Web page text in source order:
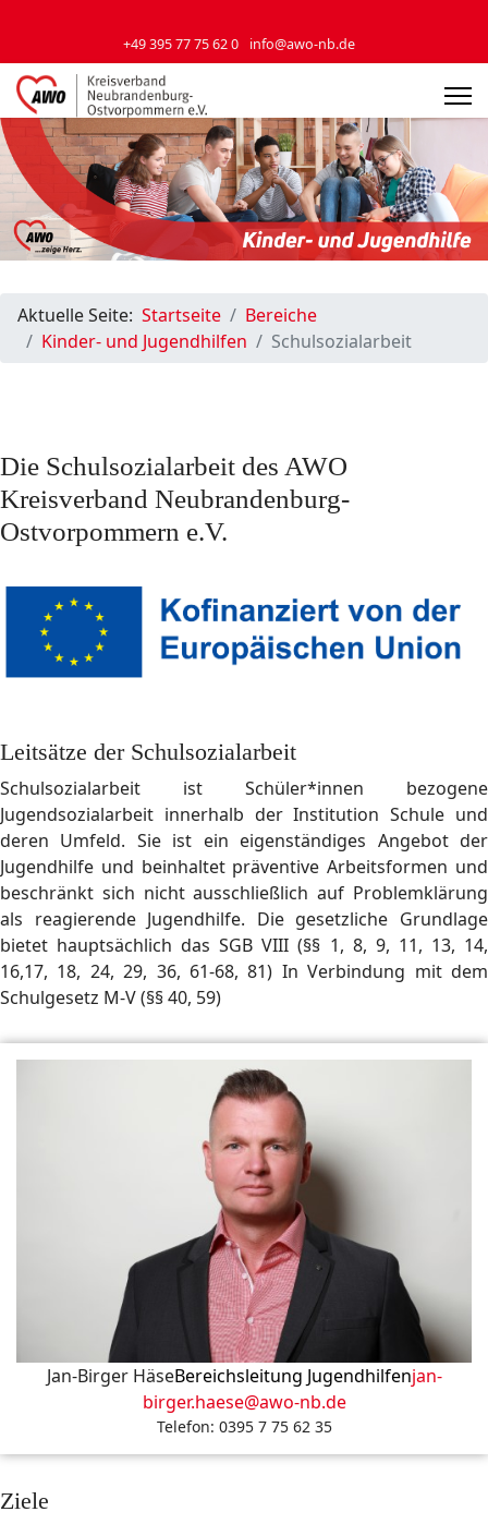
+49 395 77 75 62 0 info@awo-nb.de
Aktuelle Seite: Startseite
Bereiche
Kinder- und Jugendhilfen
Schulsozialarbeit
Die Schulsozialarbeit des AWO
Kreisverband Neubrandenburg-
Ostvorpommern e.V.
Leitsätze der Schulsozialarbeit
Schulsozialarbeit ist Schüler*innen bezogene
Jugendsozialarbeit innerhalb der Institution Schule und
deren Umfeld. Sie ist ein eigenständiges Angebot der
Jugendhilfe und beinhaltet präventive Arbeitsformen und
beschränkt sich nicht ausschließlich auf Problemklärung
als reagierende Jugendhilfe. Die gesetzliche Grundlage
bietet hauptsächlich das SGB VIII (§§ 1, 8, 9, 11, 13, 14,
16,17, 18, 24, 29, 36, 61-68, 81) In Verbindung mit dem
Schulgesetz M-V (§§ 40, 59)
Jan-Birger HäseBereichsleitung Jugendhilfenjan-
birger.haese@awo-nb.de
Telefon: 0395 7 75 62 35
Ziele